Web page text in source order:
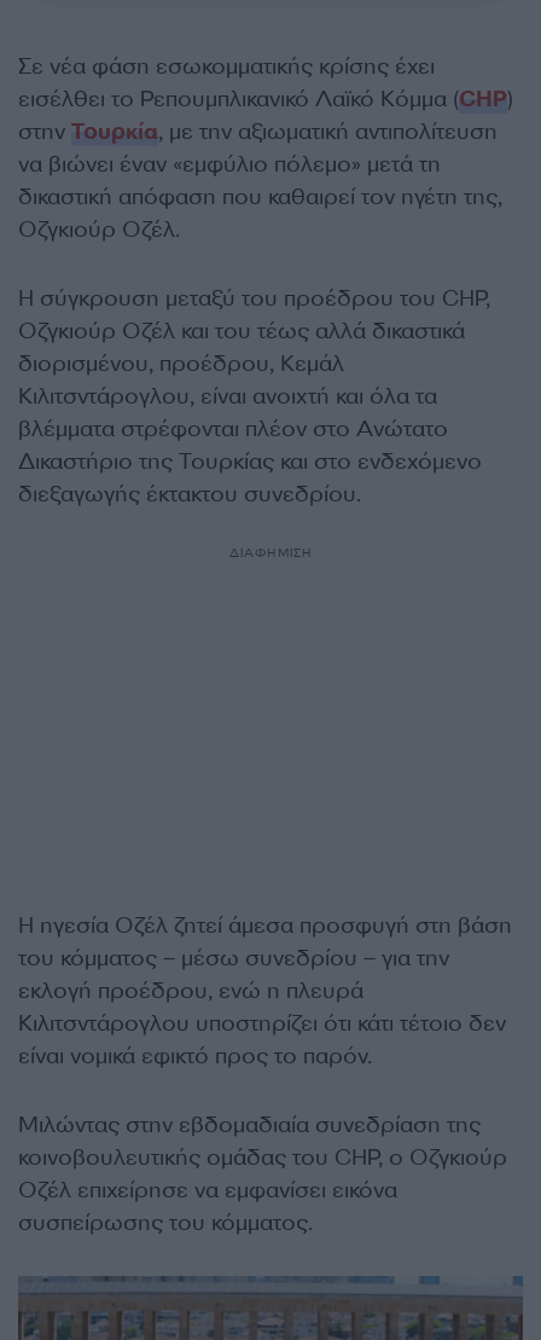
Σε νέα φάση εσωκομματικής κρίσης έχει
εισέλθει το Ρεπουμπλικανικό Λαϊκό Κόμμα (CHP)
στην Τουρκία, με την αξιωματική αντιπολίτευση
να βιώνει έναν «εμφύλιο πόλεμο» μετά τη
δικαστική απόφαση που καθαιρεί τον ηγέτη της,
Οζγκιούρ Οζέλ.
Η σύγκρουση μεταξύ του προέδρου του CHP,
Οζγκιούρ Οζέλ και του τέως αλλά δικαστικά
διορισμένου, προέδρου, Κεμάλ
Κιλιτσντάρογλου, είναι ανοιχτή και όλα τα
βλέμματα στρέφονται πλέον στο Ανώτατο
Δικαστήριο της Τουρκίας και στο ενδεχόμενο
διεξαγωγής έκτακτου συνεδρίου.
ΔΙΑΦΗΜΙΣΗ
Η ηγεσία Οζέλ ζητεί άμεσα προσφυγή στη βάση
του κόμματος – μέσω συνεδρίου – για την
εκλογή προέδρου, ενώ η πλευρά
Κιλιτσντάρογλου υποστηρίζει ότι κάτι τέτοιο δεν
είναι νομικά εφικτό προς το παρόν.
Μιλώντας στην εβδομαδιαία συνεδρίαση της
κοινοβουλευτικής ομάδας του CHP, ο Οζγκιούρ
Οζέλ επιχείρησε να εμφανίσει εικόνα
συσπείρωσης του κόμματος.